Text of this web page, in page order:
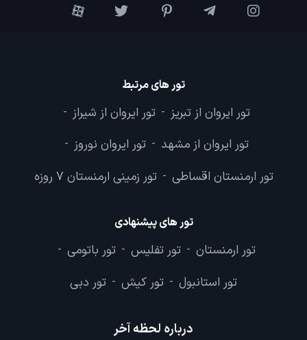
تور های مرتبط
تور ایروان از تبریز - تور ایروان از شیراز -
تور ایروان از مشهد - تور ایروان نوروز -
تور ارمنستان اقساطی - تور زمینی ارمنستان 7 روزه
تور های پیشنهادی
تور ارمنستان - تور تفلیس - تور باتومی -
تور استانبول - تور کیش - تور دبی
درباره لحظه آخر